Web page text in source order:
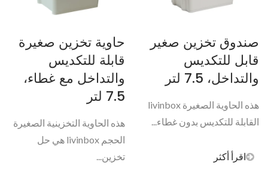
صندوق تخزين صغير
قابل للتكديس
والتداخل، 7.5 لتر
هذه الحاوية الصغيرة livinbox
القابلة للتكديس بدون غطاء...
اقرأ أكثر
حاوية تخزين صغيرة
قابلة للتكديس
والتداخل مع غطاء،
7.5 لتر
هذه الحاوية التخزينية الصغيرة
الحجم livinbox هي حل
تخزين...